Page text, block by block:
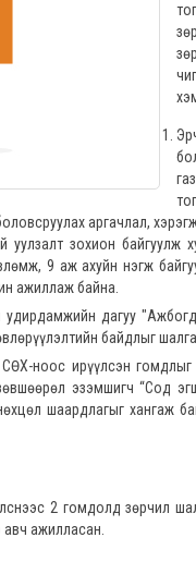
аргачлал,
уулзалт зохион байгуулж
9 аж ахуйн нэгж
ажиллаж байна.
дагуу
байдлыг
ноос ирүүлсэн
эзэмшигч “Сод
шаардлагыг хангаж
2 гомдолд зөрчил
авч ажилласан.